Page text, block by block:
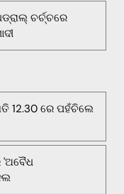
ଚର୍ଚ୍ଚରେ
12.30 ରେ ପହଁଚିଲେ
'ଅବୈଧ